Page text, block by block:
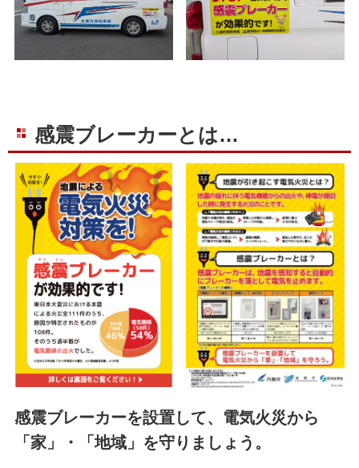
感震ブレーカーとは…
感震ブレーカーを設置して、電気火災から
「家」・「地域」を守りましょう。